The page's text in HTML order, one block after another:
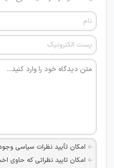
امکان تأیید نظرات سیاسی
امکان تایید نظراتی که حاوی